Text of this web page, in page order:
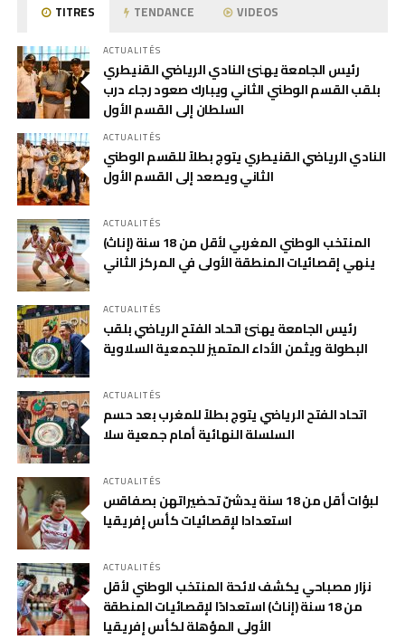
TITRES TENDANCE VIDEOS
ACTUALITÉS
رئيس الجامعة يهنئ النادي الرياضي القنيطري
بلقب القسم الوطني الثاني ويبارك صعود رجاء درب
السلطان إلى القسم الأول
ACTUALITÉS
النادي الرياضي القنيطري يتوج بطلاً للقسم الوطني
الثاني ويصعد إلى القسم الأول
ACTUALITÉS
المنتخب الوطني المغربي لأقل من 18 سنة (إناث)
ينهي إقصائيات المنطقة الأولى في المركز الثاني
ACTUALITÉS
رئيس الجامعة يهنئ اتحاد الفتح الرياضي بلقب
البطولة ويثمن الأداء المتميز للجمعية السلاوية
ACTUALITÉS
اتحاد الفتح الرياضي يتوج بطلاً للمغرب بعد حسم
السلسلة النهائية أمام جمعية سلا
ACTUALITÉS
لبؤات أقل من 18 سنة يدشنّ تحضيراتهن بصفاقس
استعدادا لإقصائيات كأس إفريقيا
ACTUALITÉS
نزار مصباحي يكشف لائحة المنتخب الوطني لأقل
من 18 سنة (إناث) استعدادًا لإقصائيات المنطقة
الأولى المؤهلة لكأس إفريقيا